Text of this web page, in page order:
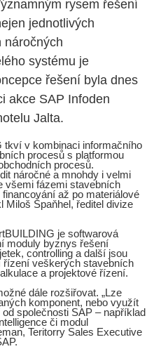
rysem řešení
jednotlivých
náročných
systému je
řešení byla dnes
akce SAP Infoden
Jalta.
tkví v kombinaci informačního
procesů s platformou
procesů.
náročné a mnohdy i velmi
všemi fázemi stavebních
až po materiálové
Miloš Špaňhel, ředitel divize
je softwarová
moduly byznys řešení
controlling a další jsou
řízení veškerých stavebních
a projektové řízení.
dále rozšiřovat. „Lze
komponent, nebo využít
společnosti SAP – například
či modul
Teritorry Sales Executive